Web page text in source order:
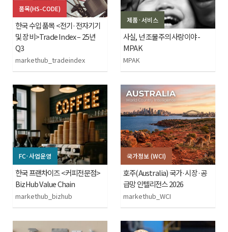
품목(HS-CODE)
한국 수입 품목 <전기·전자기기
및 장비>Trade Index – 25년
Q3
markethub_tradeindex
제품·서비스
사실, 넌 조물주의 사랑이야 -
MPAK
MPAK
FC·사업운영
한국 프랜차이즈 <커피전문점>
BizHub Value Chain
markethub_bizhub
국가정보 (WCI)
호주(Australia) 국가·시장·공
급망 인텔리전스 2026
markethub_WCI